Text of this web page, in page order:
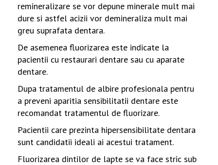
remineralizare se vor depune minerale mult mai
dure si astfel acizii vor demineraliza mult mai
greu suprafata dentara.
De asemenea fluorizarea este indicate la
pacientii cu restaurari dentare sau cu aparate
dentare.
Dupa tratamentul de albire profesionala pentru
a preveni aparitia sensibilitatii dentare este
recomandat tratamentul de fluorizare.
Pacientii care prezinta hipersensibilitate dentara
sunt candidatii ideali ai acestui tratament.
Fluorizarea dintilor de lapte se va face stric sub